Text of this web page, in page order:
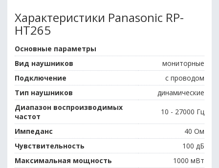
Характеристики Panasonic RP-
HT265
Основные параметры
Вид наушников
мониторные
Подключение
с проводом
Тип наушников
динамические
Диапазон воспроизводимых
частот
10 - 27000 Гц
Импеданс
40 Ом
Чувствительность
100 дБ
Максимальная мощность
1000 мВт